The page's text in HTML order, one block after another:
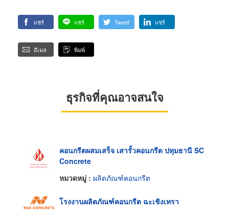
แชร์ แชร์ Tweet แชร์
อีเมล พิมพ์
ธุรกิจที่คุณอาจสนใจ
คอนกรีตผสมเสร็จ เสารั้วคอนกรีต ปทุมธานี SC
Concrete
หมวดหมู่ : ผลิตภัณฑ์คอนกรีต
โรงงานผลิตภัณฑ์คอนกรีต ฉะเชิงเทรา